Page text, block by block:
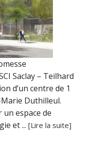
Saclay – Teilhard
d’un centre de 1
Marie Duthilleul.
un espace de
et ...[Lire la suite]